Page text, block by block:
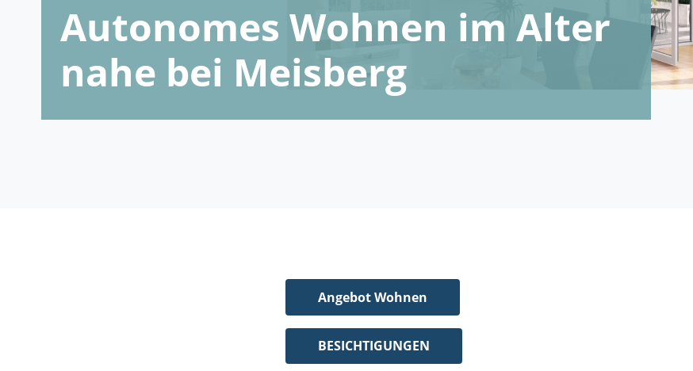
Autonomes Wohnen im Alter
nahe bei Meisberg
Angebot Wohnen
BESICHTIGUNGEN